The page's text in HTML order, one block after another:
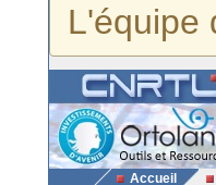
L'équipe
Accueil